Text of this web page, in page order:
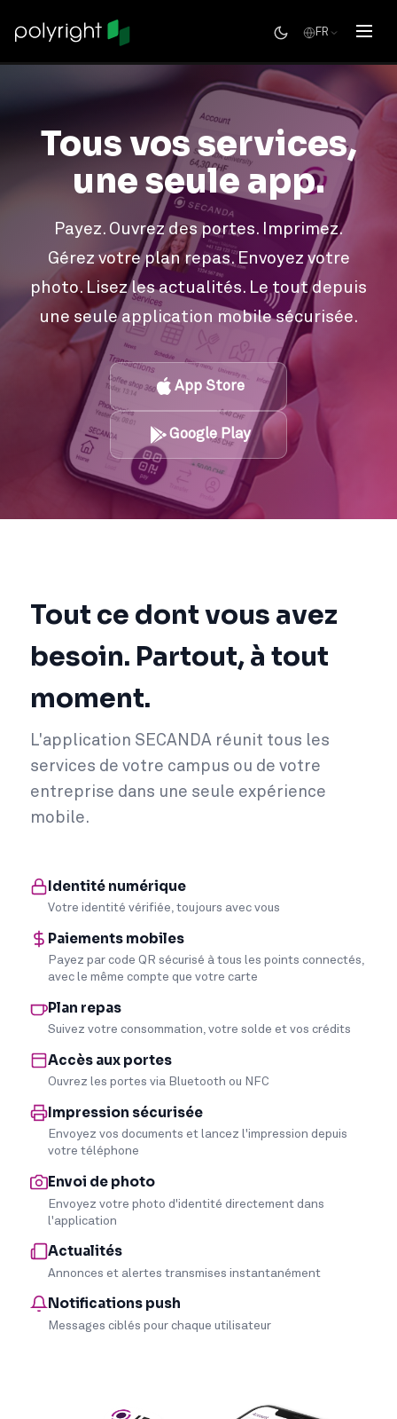
FR
Tous vos services,
une seule app.
Payez. Ouvrez des portes. Imprimez.
Gérez votre plan repas. Envoyez votre
photo. Lisez les actualités. Le tout depuis
une seule application mobile sécurisée.
App Store
Google Play
Tout ce dont vous avez
besoin. Partout, à tout
moment.
L'application SECANDA réunit tous les
services de votre campus ou de votre
entreprise dans une seule expérience
mobile.
Identité numérique
Votre identité vérifiée, toujours avec vous
Paiements mobiles
Payez par code QR sécurisé à tous les points connectés,
avec le même compte que votre carte
Plan repas
Suivez votre consommation, votre solde et vos crédits
Accès aux portes
Ouvrez les portes via Bluetooth ou NFC
Impression sécurisée
Envoyez vos documents et lancez l'impression depuis
votre téléphone
Envoi de photo
Envoyez votre photo d'identité directement dans
l'application
Actualités
Annonces et alertes transmises instantanément
Notifications push
Messages ciblés pour chaque utilisateur